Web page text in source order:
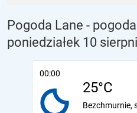
Pogoda Lane -
poniedziałek 10
00:00
25°C
Bezchmurnie,